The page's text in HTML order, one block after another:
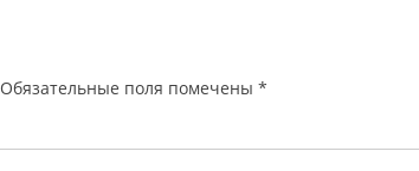
Обязательные поля помечены *